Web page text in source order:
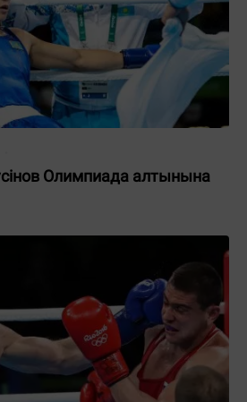
Олимпиада алтынына